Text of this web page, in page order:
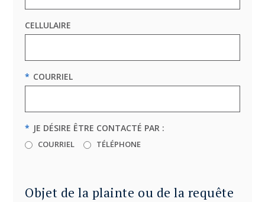
CELLULAIRE
COURRIEL
*
JE DÉSIRE ÊTRE CONTACTÉ PAR :
*
COURRIEL TÉLÉPHONE
Objet de la plainte ou de la requête